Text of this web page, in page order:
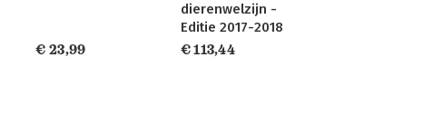
€ 23,99
dierenwelzijn -
Editie 2017-2018
€ 113,44